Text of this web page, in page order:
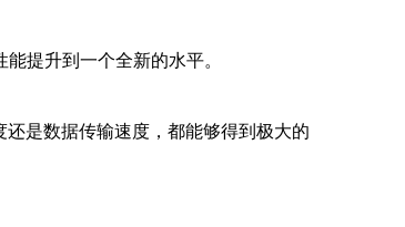
提升到一个全新的水平。
是数据传输速度，都能够得到极大的